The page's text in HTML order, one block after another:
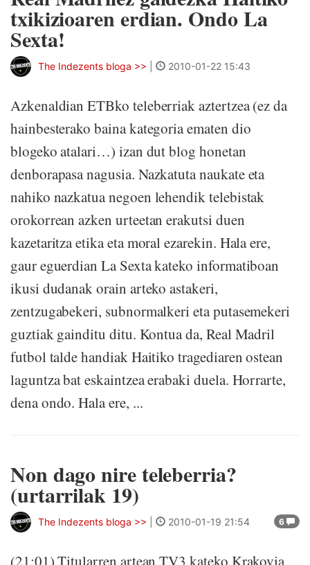
txikizioaren erdian. Ondo La
Sexta!
The Indezents bloga >> 2010-01-22 15:43
Azkenaldian ETBko teleberriak aztertzea (ez da
hainbesterako baina kategoria ematen dio
blogeko atalari…) izan dut blog honetan
denborapasa nagusia. Nazkatuta naukate eta
nahiko nazkatua negoen lehendik telebistak
orokorrean azken urteetan erakutsi duen
kazetaritza etika eta moral ezarekin. Hala ere,
gaur eguerdian La Sexta kateko informatiboan
ikusi dudanak orain arteko astakeri,
zentzugabekeri, subnormalkeri eta putasemekeri
guztiak gainditu ditu. Kontua da, Real Madril
futbol talde handiak Haitiko tragediaren ostean
laguntza bat eskaintzea erabaki duela. Horrarte,
dena ondo. Hala ere, ...
Non dago nire teleberria?
(urtarrilak 19)
6
The Indezents bloga >> 2010-01-19 21:54
(21:01) Titularren artean TV3 kateko Krakovia